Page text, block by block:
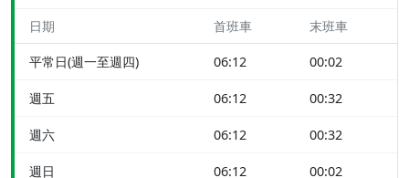
日期 首班車 末班車
平常日(週一至週四) 06:12 00:02
週五 06:12 00:32
週六 06:12 00:32
週日 06:12 00:02